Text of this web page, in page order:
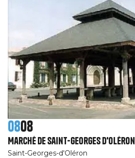
0808
Marché de Saint-Georges d'Oléron
Saint-Georges-d'Oléron